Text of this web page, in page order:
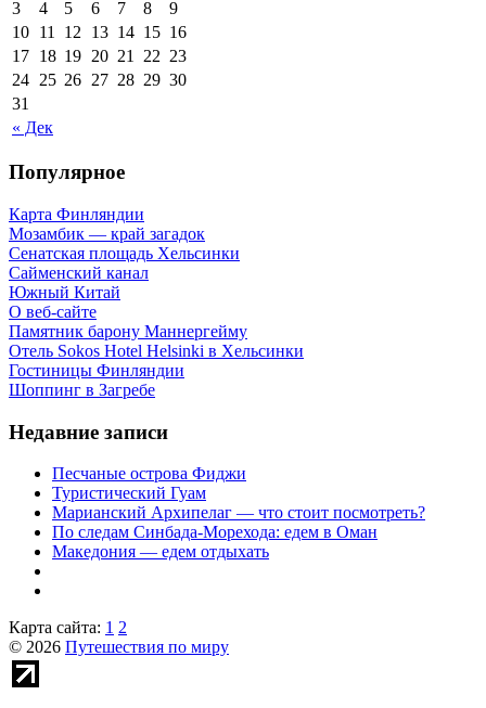
« Дек
3
4 5 6 7 8
9
10 11 12 13 14 15 16
17 18 19 20 21 22 23
24 25 26 27 28 29 30
31
Популярное
Карта Финляндии
Мозамбик — край загадок
Сенатская площадь Хельсинки
Сайменский канал
Южный Китай
О веб-сайте
Памятник барону Маннергейму
Отель Sokos Hotel Helsinki в Хельсинки
Гостиницы Финляндии
Шоппинг в Загребе
Недавние записи
Песчаные острова Фиджи
Туристический Гуам
Марианский Архипелаг — что стоит посмотреть?
По следам Синбада-Морехода: едем в Оман
Македония — едем отдыхать
Карта сайта: 1 2
© 2026 Путешествия по миру